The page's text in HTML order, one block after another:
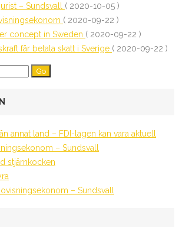
– Sundsvall ( 2020-10-05 )
( 2020-09-22 )
concept in Sweden ( 2020-09-22 )
får betala skatt i Sverige ( 2020-09-22 )
annat land – FDI-lagen kan vara aktuell
– Sundsvall
stjärnkocken
– Sundsvall